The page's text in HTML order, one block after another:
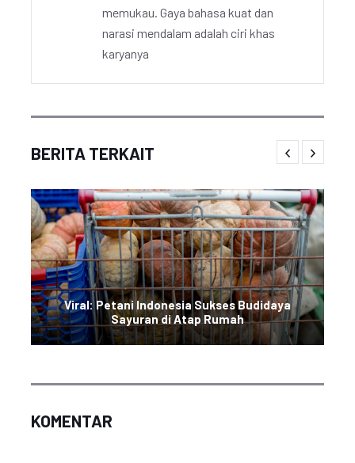
memukau. Gaya bahasa kuat dan
narasi mendalam adalah ciri khas
karyanya
BERITA TERKAIT
Viral: Petani Indonesia Sukses Budidaya
Sayuran di Atap Rumah
KOMENTAR